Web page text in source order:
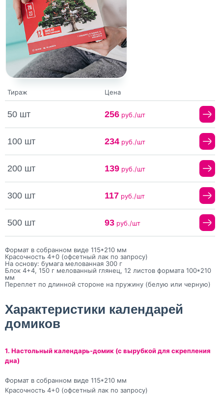
Тираж Цена
50 шт 256руб./шт
100 шт 234руб./шт
200 шт 139руб./шт
300 шт 117руб./шт
500 шт 93руб./шт
Формат в собранном виде 115*210 мм
Красочность 4+0 (офсетный лак по запросу)
На основу: бумага мелованная 300 г
Блок 4+4, 150 г мелованный глянец, 12 листов формата 100*210
мм
Переплет по длинной стороне на пружину (белую или черную)
Характеристики календарей
домиков
1. Настольный календарь-домик (с вырубкой для скрепления
дна)
Формат в собранном виде 115*210 мм
Красочность 4+0 (офсетный лак по запросу)